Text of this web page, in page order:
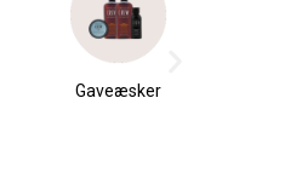
Gaveæsker